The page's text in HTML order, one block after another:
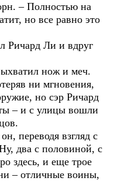
– Полностью на
но все равно это
Ричард Ли и вдруг
нож и меч.
ни мгновения,
но сэр Ричард
– и с улицы вошли
переводя взгляд с
два с половиной, с
здесь, и еще трое
– отличные воины,